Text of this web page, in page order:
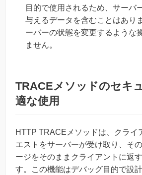
目的で使用されるため、サーバ
与えるデータを含むことはあり
ーバーの状態を変更するような
ません。
TRACEメソッドのセキ
適な使用
HTTP TRACEメソッドは、クライ
エストをサーバーが受け取り、そ
ージをそのままクライアントに返
す。この機能はデバッグ目的で設